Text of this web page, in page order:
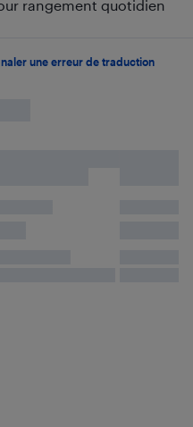
rangement quotidien
une erreur de traduction